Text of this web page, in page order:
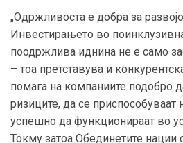
„Одржливоста е добра за
Инвестирањето во
поодржлива иднина не е само
– тоа претставува и
помага на компаниите подобро
ризиците, да се приспособуваат
успешно да функционираат во
Токму затоа Обединетите нации